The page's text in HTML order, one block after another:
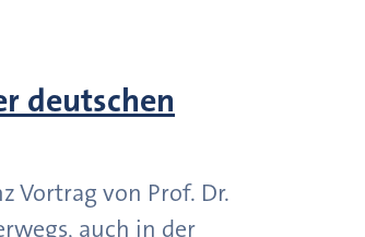
deutschen
Vortrag von Prof. Dr.
auch in der